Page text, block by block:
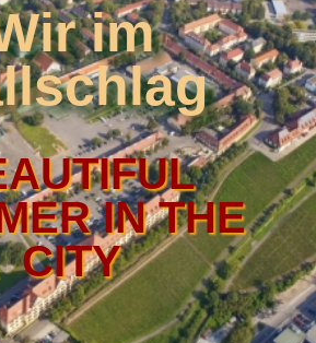
im
IN THE
CITY